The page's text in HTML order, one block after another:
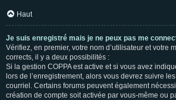
Haut
Je suis enregistré mais je ne peux pas me
Vérifiez, en premier, votre nom d’utilisateur et votre
corrects, il y a deux possibilités :
Si la gestion COPPA est active et si vous avez
lors de l’enregistrement, alors vous devrez suivre
courriel. Certains forums peuvent également
création de compte soit activée par vous-même ou